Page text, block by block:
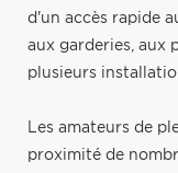
d'un accès rapide
aux garderies, aux
plusieurs
Les amateurs de
proximité de